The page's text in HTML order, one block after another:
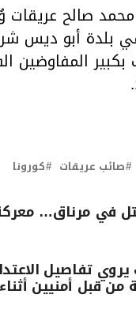
1955 في بلدة أبو
بكبير المفاوضين
صائب عريقات كورونا
في مرناق…
تفاصيل
من قبل أمنيين